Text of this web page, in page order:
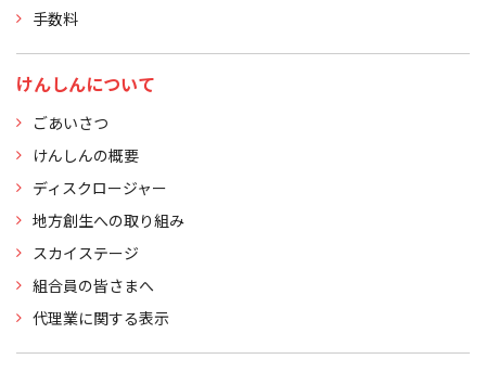
手数料
けんしんについて
ごあいさつ
けんしんの概要
ディスクロージャー
地方創生への取り組み
スカイステージ
組合員の皆さまへ
代理業に関する表示